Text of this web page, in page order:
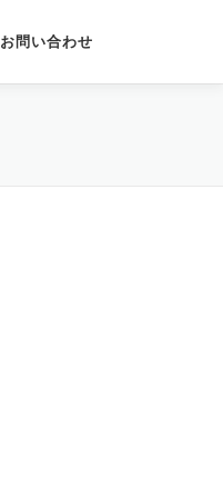
お問い合わせ